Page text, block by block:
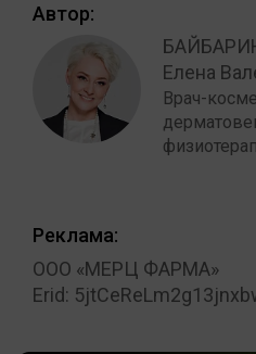
Автор:
Елена
Врач-
Реклама:
ООО «МЕРЦ ФАРМА»
Erid: